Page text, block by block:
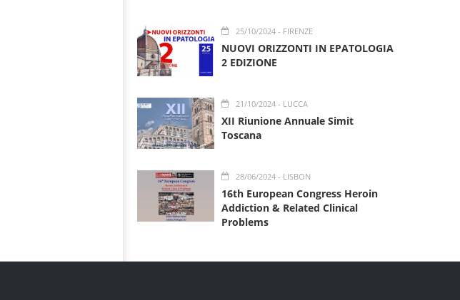
25/10/2024- FIRENZE
NUOVI ORIZZONTI IN EPATOLOGIA
2 EDIZIONE
21/10/2024- LUCCA
XII Riunione Annuale Simit
Toscana
28/06/2024- LISBON
16th European Congress Heroin
Addiction & Related Clinical
Problems